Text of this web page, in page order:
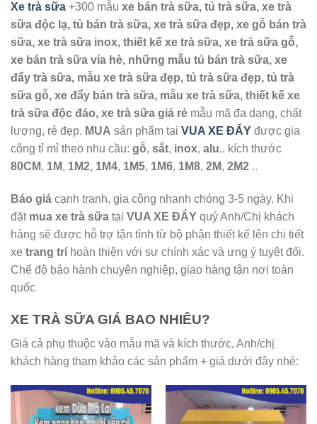
Xe trà sữa +300 mẫu xe bán trà sữa, tủ trà sữa, xe trà
sữa độc lạ, tủ bán trà sữa, xe trà sữa đẹp, xe gỗ bán trà
sữa, xe trà sữa inox, thiết kế xe trà sữa, xe trà sữa gỗ,
xe bán trà sữa vỉa hè, những mẫu tủ bán trà sữa, xe
đẩy trà sữa, mẫu xe trà sữa đẹp, tủ trà sữa đẹp, tủ trà
sữa gỗ, xe đẩy bán trà sữa, mẫu xe trà sữa, thiết kế xe
trà sữa độc đáo, xe trà sữa giá rẻ mẫu mã đa dạng, chất
lượng, rẻ đẹp. MUA sản phẩm tại VUA XE ĐẨY được gia
công tỉ mỉ theo nhu cầu: gỗ, sắt, inox, alu.. kích thước
80CM, 1M, 1M2, 1M4, 1M5, 1M6, 1M8, 2M, 2M2 ..
Báo giá cạnh tranh, gia công nhanh chóng 3-5 ngày. Khi
đặt mua xe trà sữa tại VUA XE ĐẨY quý Anh/Chị khách
hàng sẽ được hỗ trợ tận tình từ bộ phận thiết kế lên chi tiết
xe trang trí hoàn thiện với sự chính xác và ưng ý tuyệt đối.
Chế độ bảo hành chuyên nghiệp, giao hàng tận nơi toàn
quốc
XE TRÀ SỮA GIÁ BAO NHIÊU?
Giá cả phụ thuộc vào mẫu mã và kích thước, Anh/chị
khách hàng tham khảo các sản phẩm + giá dưới đây nhé: